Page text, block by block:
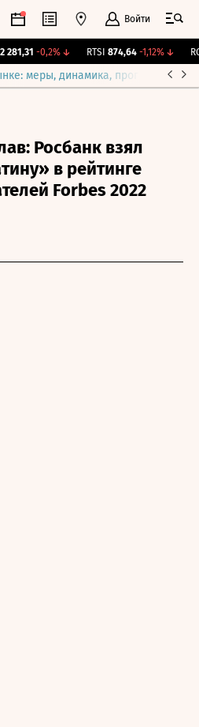
Войти
-0,2%↓ RTSI 874,64 -1,12%↓
меры, динамика, прогнозы
Росбанк взял
в рейтинге
Forbes 2022